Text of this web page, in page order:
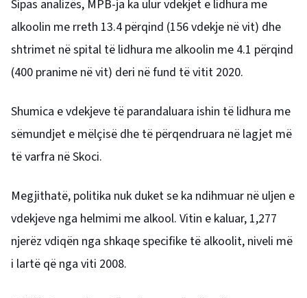
Sipas analizës, MPB-ja ka ulur vdekjet e lidhura me
alkoolin me rreth 13.4 përqind (156 vdekje në vit) dhe
shtrimet në spital të lidhura me alkoolin me 4.1 përqind
(400 pranime në vit) deri në fund të vitit 2020.
Shumica e vdekjeve të parandaluara ishin të lidhura me
sëmundjet e mëlçisë dhe të përqendruara në lagjet më
të varfra në Skoci.
Megjithatë, politika nuk duket se ka ndihmuar në uljen e
vdekjeve nga helmimi me alkool. Vitin e kaluar, 1,277
njerëz vdiqën nga shkaqe specifike të alkoolit, niveli më
i lartë që nga viti 2008.